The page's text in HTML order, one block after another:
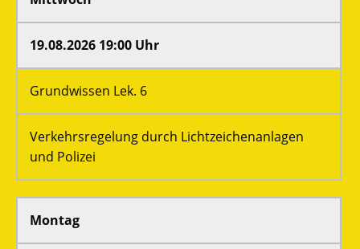
19.08.2026 19:00 Uhr
Grundwissen Lek. 6
Verkehrsregelung durch Lichtzeichenanlagen
und Polizei
Montag